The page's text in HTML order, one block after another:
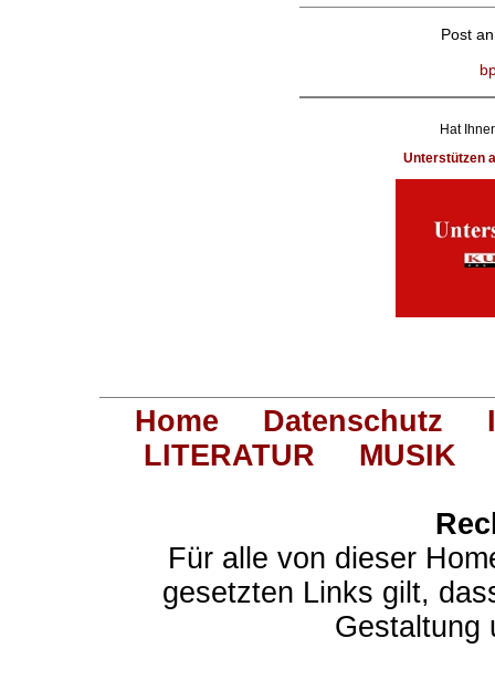
Post
Hat
Unterstützen
Home Datenschutz
LITERATUR
MUSIK
Für alle von dieser
gesetzten Links gilt,
Gestaltung